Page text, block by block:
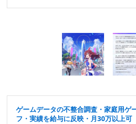
ゲームデータの不整合調査・家庭用ゲ
フ・実績を給与に反映・月30万以上可